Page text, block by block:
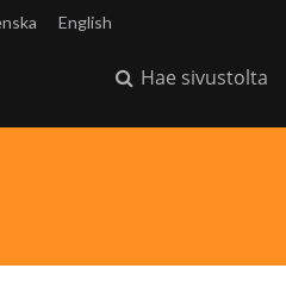
English
Hae sivustolta